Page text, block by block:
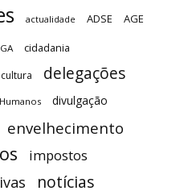
actualidade ADSE AGE
cidadania
cultura delegações
divulgação
envelhecimento
impostos
notícias